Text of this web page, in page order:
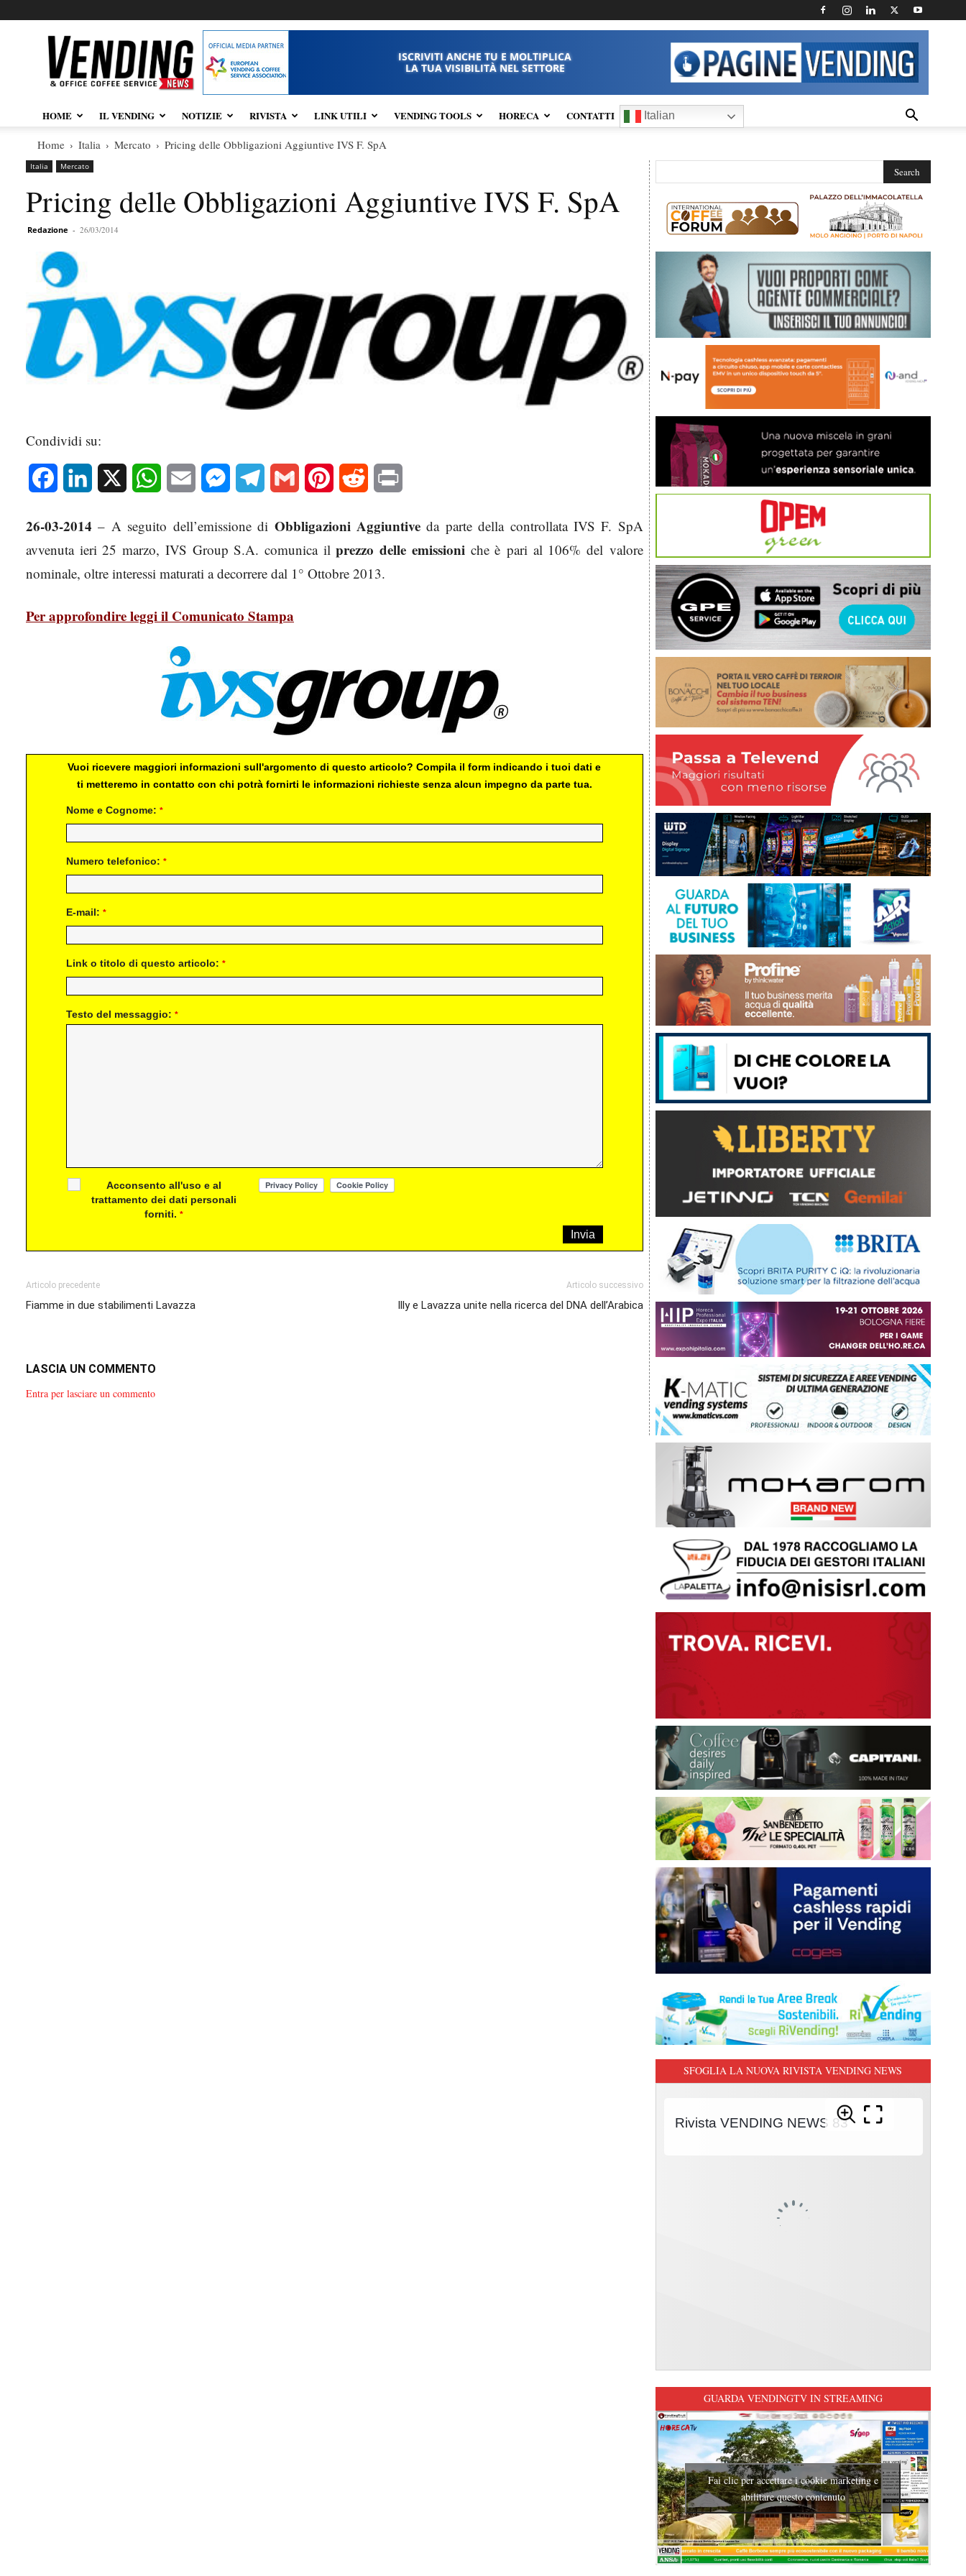
Vendingnews.it
ISCRIVITI ANCHE TU E MOLTIPLICA
LA TUA VISIBILITÀ NEL SETTORE
HOME IL VENDING NOTIZIE RIVISTA LINK UTILI VENDING TOOLS HORECA CONTATTI Italian
Home Italia Mercato Pricing delle Obbligazioni Aggiuntive IVS F. SpA
Italia Mercato
Pricing delle Obbligazioni Aggiuntive IVS F. SpA
Redazione - 26/03/2014
Condividi su:
Facebook LinkedIn WhatsAppEmail MessengerTelegram Gmail Pinterest Reddit
26-03-2014 – A seguito dell’emissione di Obbligazioni Aggiuntiveda parte della controllata IVS F. SpA
avvenuta ieri 25 marzo, IVS Group S.A. comunica ilprezzo delle emissioniche è pari al 106% del valore
nominale, oltre interessi maturati a decorrere dal 1° Ottobre 2013.
Per approfondire leggi il Comunicato Stampa
Vuoi ricevere maggiori informazioni sull'argomento di questo articolo? Compila il form indicando i tuoi dati e
ti metteremo in contatto con chi potrà fornirti le informazioni richieste senza alcun impegno da parte tua.
Nome e Cognome: *
Numero telefonico: *
E-mail: *
Link o titolo di questo articolo: *
Testo del messaggio: *
Acconsento all'uso e al
trattamento dei dati personali
forniti.*
Articolo precedente
Fiamme in due stabilimenti Lavazza
Articolo successivo
Illy e Lavazza unite nella ricerca del DNA dell’Arabica
LASCIA UN COMMENTO
Entra per lasciare un commento
SFOGLIA LA NUOVA RIVISTA VENDING NEWS
GUARDA VENDINGTV IN STREAMING
Fai clic per accettare i cookie marketing e
abilitare questo contenuto